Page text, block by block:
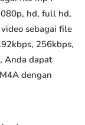
hd, full hd,
sebagai file
256kbps,
Anda dapat
dengan